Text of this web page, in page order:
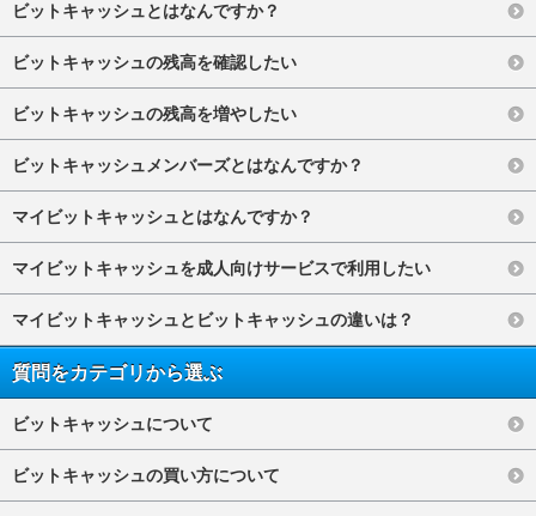
ビットキャッシュとはなんですか？
ビットキャッシュの残高を確認したい
ビットキャッシュの残高を増やしたい
ビットキャッシュメンバーズとはなんですか？
マイビットキャッシュとはなんですか？
マイビットキャッシュを成人向けサービスで利用したい
マイビットキャッシュとビットキャッシュの違いは？
質問をカテゴリから選ぶ
ビットキャッシュについて
ビットキャッシュの買い方について